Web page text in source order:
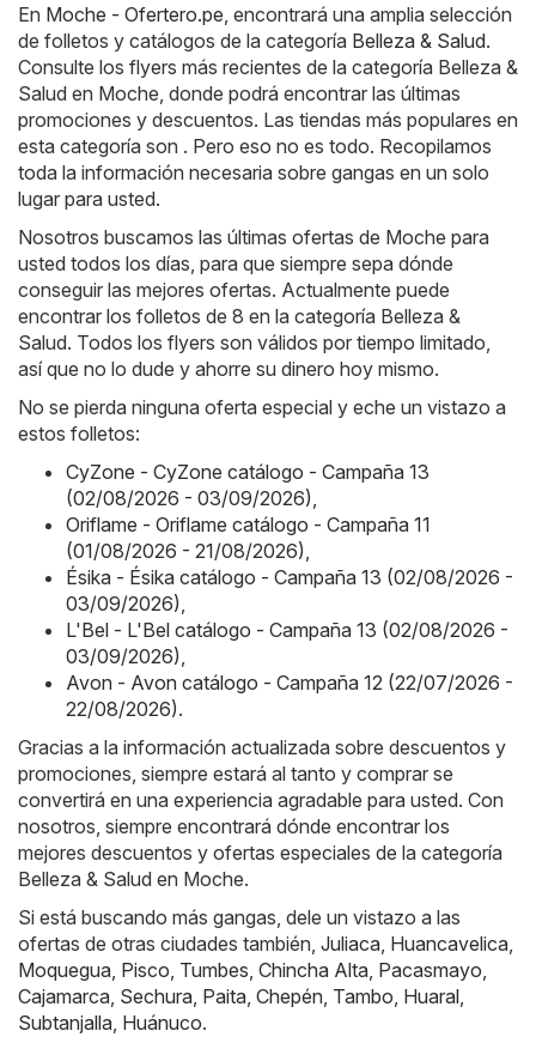
En Moche - Ofertero.pe , encontrará una amplia selección
de folletos y catálogos de la categoría Belleza & Salud.
Consulte los flyers más recientes de la categoría Belleza &
Salud en Moche, donde podrá encontrar las últimas
promociones y descuentos. Las tiendas más populares en
esta categoría son . Pero eso no es todo. Recopilamos
toda la información necesaria sobre gangas en un solo
lugar para usted.
Nosotros buscamos las últimas ofertas de Moche para
usted todos los días, para que siempre sepa dónde
conseguir las mejores ofertas. Actualmente puede
encontrar los folletos de 8 en la categoría Belleza &
Salud. Todos los flyers son válidos por tiempo limitado,
así que no lo dude y ahorre su dinero hoy mismo.
No se pierda ninguna oferta especial y eche un vistazo a
estos folletos:
CyZone - CyZone catálogo - Campaña 13
(02/08/2026 - 03/09/2026)
Oriflame - Oriflame catálogo - Campaña 11
(01/08/2026 - 21/08/2026)
Ésika - Ésika catálogo - Campaña 13 (02/08/2026 -
03/09/2026)
L'Bel - L'Bel catálogo - Campaña 13 (02/08/2026 -
03/09/2026)
Avon - Avon catálogo - Campaña 12 (22/07/2026 -
22/08/2026).
Gracias a la información actualizada sobre descuentos y
promociones, siempre estará al tanto y comprar se
convertirá en una experiencia agradable para usted. Con
nosotros, siempre encontrará dónde encontrar los
mejores descuentos y ofertas especiales de la categoría
Belleza & Salud en Moche.
Si está buscando más gangas, dele un vistazo a las
ofertas de otras ciudades también, Juliaca Huancavelica
Moquegua Pisco Tumbes Chincha Alta Pacasmayo
Cajamarca Sechura Paita Chepén Tambo Huaral
Subtanjalla Huánuco.